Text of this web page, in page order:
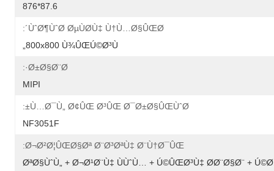
87.6*876
ÙˆØ¶ÙˆØ­ ØµÙØ­Ù‡ Ù†Ù…Ø§ÛŒØ´:
800x800 Ù¾ÛŒÚ©Ø³Ù„
Ø±Ø§Ø¨Ø·:
MIPI
Ù…Ø¯Ù„ Ø¢ÛŒ Ø³ÛŒ Ø¯Ø±Ø§ÛŒÙˆØ±:
NF3051F
Ø¬Ø²Ø¦ÛŒØ§Øª Ø¨Ø³ØªÙ‡ Ø¨Ù†Ø¯ÛŒ:
ØªØ§ÙˆÙ„ + Ø¬Ø¹Ø¨Ù‡ ÙÙˆÙ… + Ú©ÛŒØ³Ù‡ Ø­Ø¨Ø§Ø¨ +